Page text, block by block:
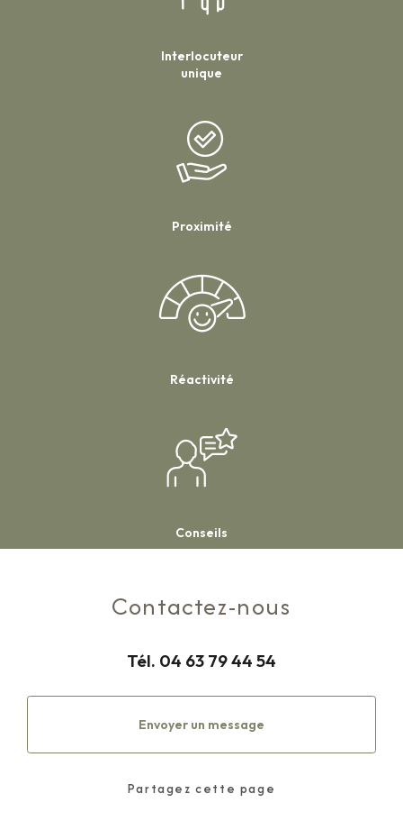
Interlocuteur
unique
Proximité
Réactivité
Conseils
Contactez-nous
Tél. 04 63 79 44 54
Envoyer un message
Partagez cette page